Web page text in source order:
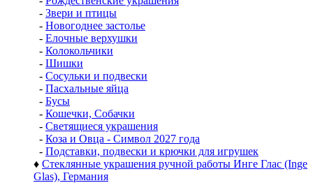
- Звери и птицы
- Новогоднее застолье
- Елочные верхушки
- Колокольчики
- Шишки
- Сосульки и подвески
- Пасхальные яйца
- Бусы
- Кошечки, Собачки
- Светящиеся украшения
- Коза и Овца - Символ 2027 года
- Подставки, подвески и крючки для игрушек
♦ Стеклянные украшения ручной работы Инге Глас (Inge
Glas), Германия